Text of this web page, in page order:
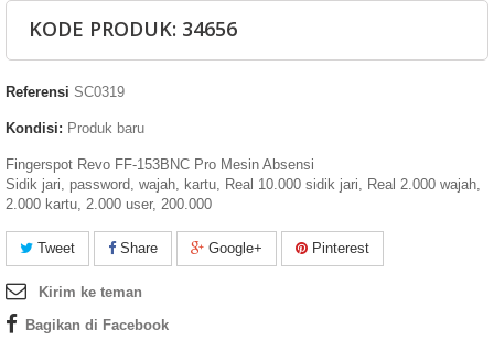
KODE PRODUK: 34656
Referensi SC0319
Kondisi: Produk baru
Fingerspot Revo FF-153BNC Pro Mesin Absensi
Sidik jari, password, wajah, kartu, Real 10.000 sidik jari, Real 2.000 wajah,
2.000 kartu, 2.000 user, 200.000
Tweet Share Google+ Pinterest
Kirim ke teman
Bagikan di Facebook